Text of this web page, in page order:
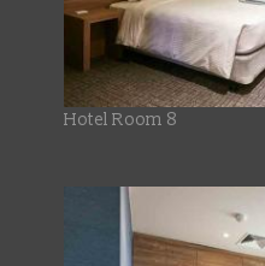
Hotel Room 8